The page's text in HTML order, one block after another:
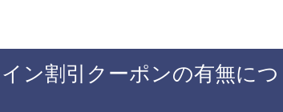
ン割引クーポンの有無につ